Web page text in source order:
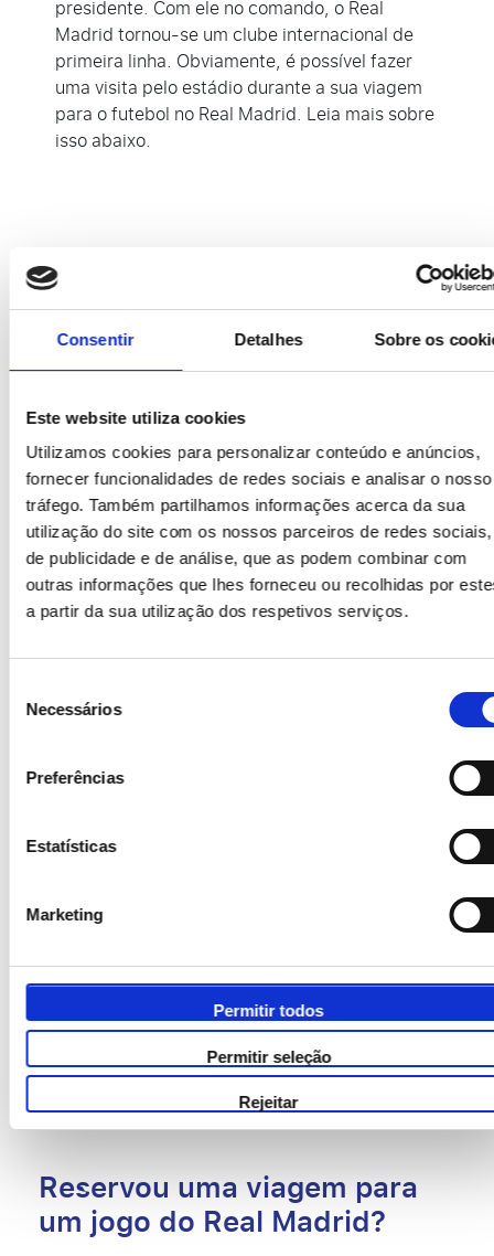
Consentir Detalhes Sobre os
Este website utiliza cookies
Utilizamos cookies para personalizar conteúdo e anúncios,
fornecer funcionalidades de redes sociais e analisar o nosso
tráfego. Também partilhamos informações acerca da sua
utilização do site com os nossos parceiros de redes sociais,
de publicidade e de análise, que as podem combinar com
outras informações que lhes forneceu ou recolhidas por
a partir da sua utilização dos respetivos serviços.
Necessários
Preferências
Estatísticas
Marketing
Permitir todos
Permitir seleção
Rejeitar
presidente. Com ele no comando, o Real
Madrid tornou-se um clube internacional de
primeira linha. Obviamente, é possível fazer
uma visita pelo estádio durante a sua viagem
para o futebol no Real Madrid. Leia mais sobre
isso abaixo.
Como chegar a
Santiago Bernabéu?
O estádio está localizado no distrito de
por transporte público. Tal como acontece
com vários outros estádios, desaconselhamos
chegar lá de carro. Os lugares de
estacionamento são poucos e distantes entre
si.
De Metro
ali. Essa conexão passa pelo centro e é a
um bilhete para dez viagens. Obviamente é
bilhetes separados continuamente.
Bernabéu
Estadio Santiago Bernabéu
Av. de Concha Espina, 1, 28036
Madrid, Spanje
Reservou uma viagem para
um jogo do Real Madrid?